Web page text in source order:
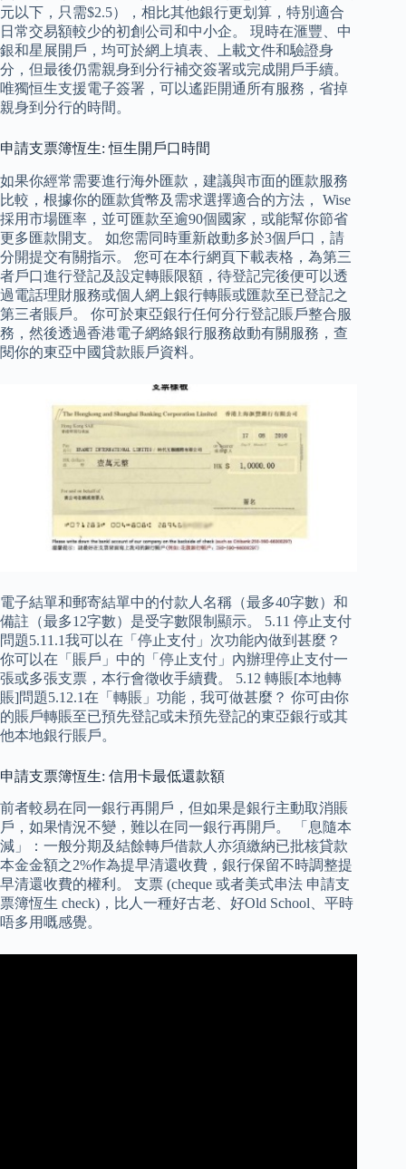
元以下，只需$2.5），相比其他銀行更划算，特別適合
日常交易額較少的初創公司和中小企。 現時在滙豐、中
銀和星展開戶，均可於網上填表、上載文件和驗證身
分，但最後仍需親身到分行補交簽署或完成開戶手續。
唯獨恒生支援電子簽署，可以遙距開通所有服務，省掉
親身到分行的時間。
申請支票簿恆生: 恒生開戶口時間
如果你經常需要進行海外匯款，建議與市面的匯款服務
比較，根據你的匯款貨幣及需求選擇適合的方法， Wise
採用市場匯率，並可匯款至逾90個國家，或能幫你節省
更多匯款開支。 如您需同時重新啟動多於3個戶口，請
分開提交有關指示。 您可在本行網頁下載表格，為第三
者戶口進行登記及設定轉賬限額，待登記完後便可以透
過電話理財服務或個人網上銀行轉賬或匯款至已登記之
第三者賬戶。 你可於東亞銀行任何分行登記賬戶整合服
務，然後透過香港電子網絡銀行服務啟動有關服務，查
閱你的東亞中國貸款賬戶資料。
電子結單和郵寄結單中的付款人名稱（最多40字數）和
備註（最多12字數）是受字數限制顯示。 5.11 停止支付
問題5.11.1我可以在「停止支付」次功能內做到甚麼？
你可以在「賬戶」中的「停止支付」內辦理停止支付一
張或多張支票，本行會徵收手續費。 5.12 轉賬[本地轉
賬]問題5.12.1在「轉賬」功能，我可做甚麼？ 你可由你
的賬戶轉賬至已預先登記或未預先登記的東亞銀行或其
他本地銀行賬戶。
申請支票簿恆生: 信用卡最低還款額
前者較易在同一銀行再開戶，但如果是銀行主動取消賬
戶，如果情況不變，難以在同一銀行再開戶。 「息隨本
減」：一般分期及結餘轉戶借款人亦須繳納已批核貸款
本金金額之2%作為提早清還收費，銀行保留不時調整提
早清還收費的權利。 支票 (cheque 或者美式串法 申請支
票簿恆生 check)，比人一種好古老、好Old School、平時
唔多用嘅感覺。